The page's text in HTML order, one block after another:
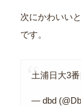
次にかわいい
です。
土浦日大3
— dbd